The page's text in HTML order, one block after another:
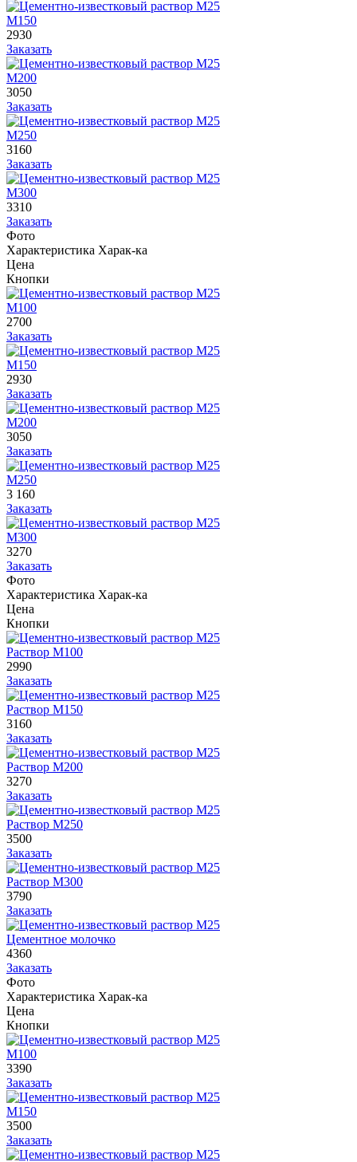
М150
2930
Заказать
М200
3050
Заказать
М250
3160
Заказать
М300
3310
Заказать
Фото
Характеристика Харак-ка
Цена
Кнопки
М100
2700
Заказать
М150
2930
Заказать
М200
3050
Заказать
М250
3 160
Заказать
М300
3270
Заказать
Фото
Характеристика Харак-ка
Цена
Кнопки
Раствор М100
2990
Заказать
Раствор М150
3160
Заказать
Раствор М200
3270
Заказать
Раствор М250
3500
Заказать
Раствор М300
3790
Заказать
Цементное молочко
4360
Заказать
Фото
Характеристика Харак-ка
Цена
Кнопки
М100
3390
Заказать
М150
3500
Заказать